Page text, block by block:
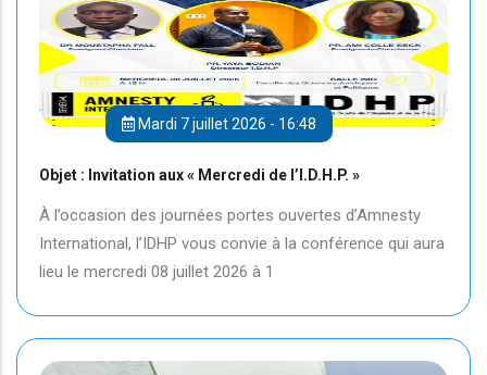
Mardi 7 juillet 2026 - 16:48
Objet : Invitation aux « Mercredi de l’I.D.H.P. »
À l’occasion des journées portes ouvertes d’Amnesty
International, l’IDHP vous convie à la conférence qui aura
lieu le mercredi 08 juillet 2026 à 1